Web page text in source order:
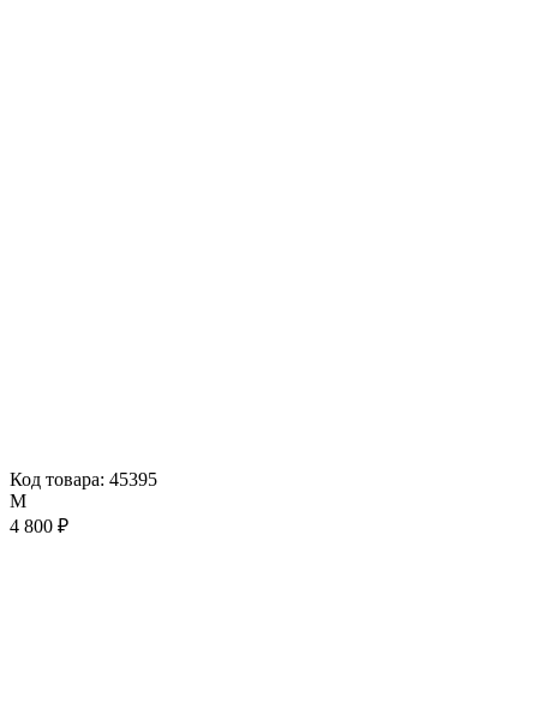
Код товара: 45395
M
4 800 ₽